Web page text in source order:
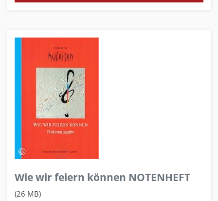
Wie wir feiern können NOTENHEFT
(26 MB)